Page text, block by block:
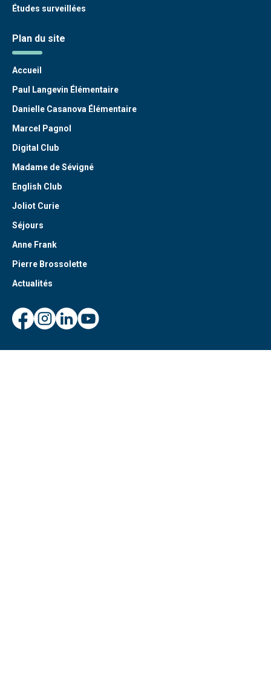
Études surveillées
Plan du site
Accueil
Paul Langevin Élémentaire
Danielle Casanova Élémentaire
Marcel Pagnol
Digital Club
Madame de Sévigné
English Club
Joliot Curie
Séjours
Anne Frank
Pierre Brossolette
Actualités